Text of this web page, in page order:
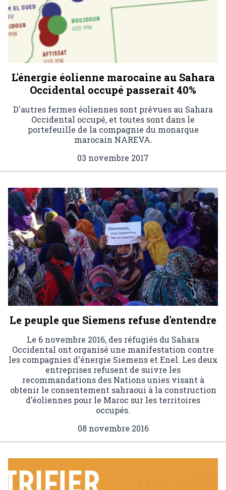
L'énergie éolienne marocaine au Sahara
Occidental occupé passerait 40%
D'autres fermes éoliennes sont prévues au Sahara
Occidental occupé, et toutes sont dans le
portefeuille de la compagnie du monarque
marocain NAREVA.
03 novembre 2017
Le peuple que Siemens refuse d'entendre
Le 6 novembre 2016, des réfugiés du Sahara
Occidental ont organisé une manifestation contre
les compagnies d'énergie Siemens et Enel. Les deux
entreprises refusent de suivre les
recommandations des Nations unies visant à
obtenir le consentement sahraoui à la construction
d’éoliennes pour le Maroc sur les territoires
occupés.
08 novembre 2016